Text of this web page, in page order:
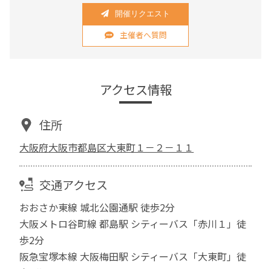
開催リクエスト
主催者へ質問
アクセス情報
住所
大阪府大阪市都島区大東町１－２－１１
交通アクセス
おおさか東線 城北公園通駅 徒歩2分
大阪メトロ谷町線 都島駅 シティーバス「赤川１」徒
歩2分
阪急宝塚本線 大阪梅田駅 シティーバス「大東町」徒